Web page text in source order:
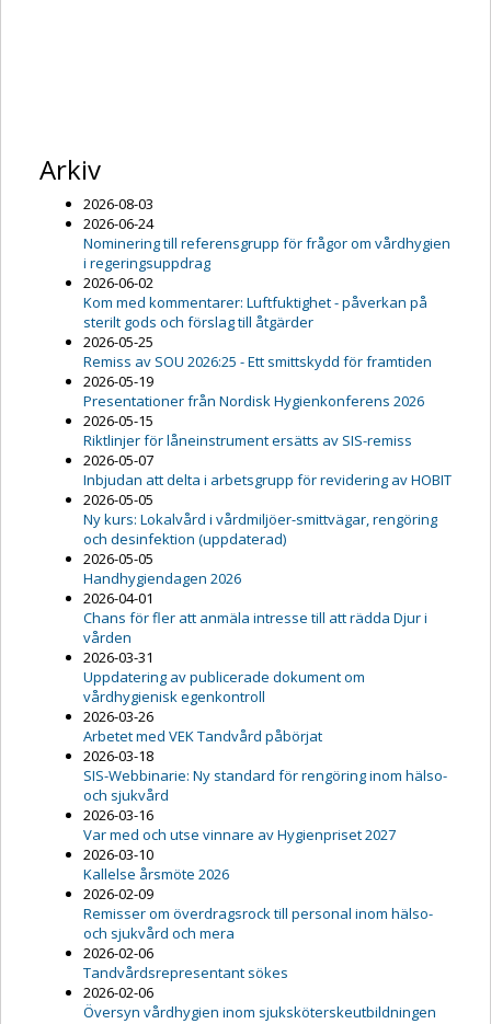
Arkiv
2026-08-03
2026-06-24
Nominering till referensgrupp för frågor om vårdhygien
i regeringsuppdrag
2026-06-02
Kom med kommentarer: Luftfuktighet - påverkan på
sterilt gods och förslag till åtgärder
2026-05-25
Remiss av SOU 2026:25 - Ett smittskydd för framtiden
2026-05-19
Presentationer från Nordisk Hygienkonferens 2026
2026-05-15
Riktlinjer för låneinstrument ersätts av SIS-remiss
2026-05-07
Inbjudan att delta i arbetsgrupp för revidering av HOBIT
2026-05-05
Ny kurs: Lokalvård i vårdmiljöer-smittvägar, rengöring
och desinfektion (uppdaterad)
2026-05-05
Handhygiendagen 2026
2026-04-01
Chans för fler att anmäla intresse till att rädda Djur i
vården
2026-03-31
Uppdatering av publicerade dokument om
vårdhygienisk egenkontroll
2026-03-26
Arbetet med VEK Tandvård påbörjat
2026-03-18
SIS-Webbinarie: Ny standard för rengöring inom hälso-
och sjukvård
2026-03-16
Var med och utse vinnare av Hygienpriset 2027
2026-03-10
Kallelse årsmöte 2026
2026-02-09
Remisser om överdragsrock till personal inom hälso-
och sjukvård och mera
2026-02-06
Tandvårdsrepresentant sökes
2026-02-06
Översyn vårdhygien inom sjuksköterskeutbildningen